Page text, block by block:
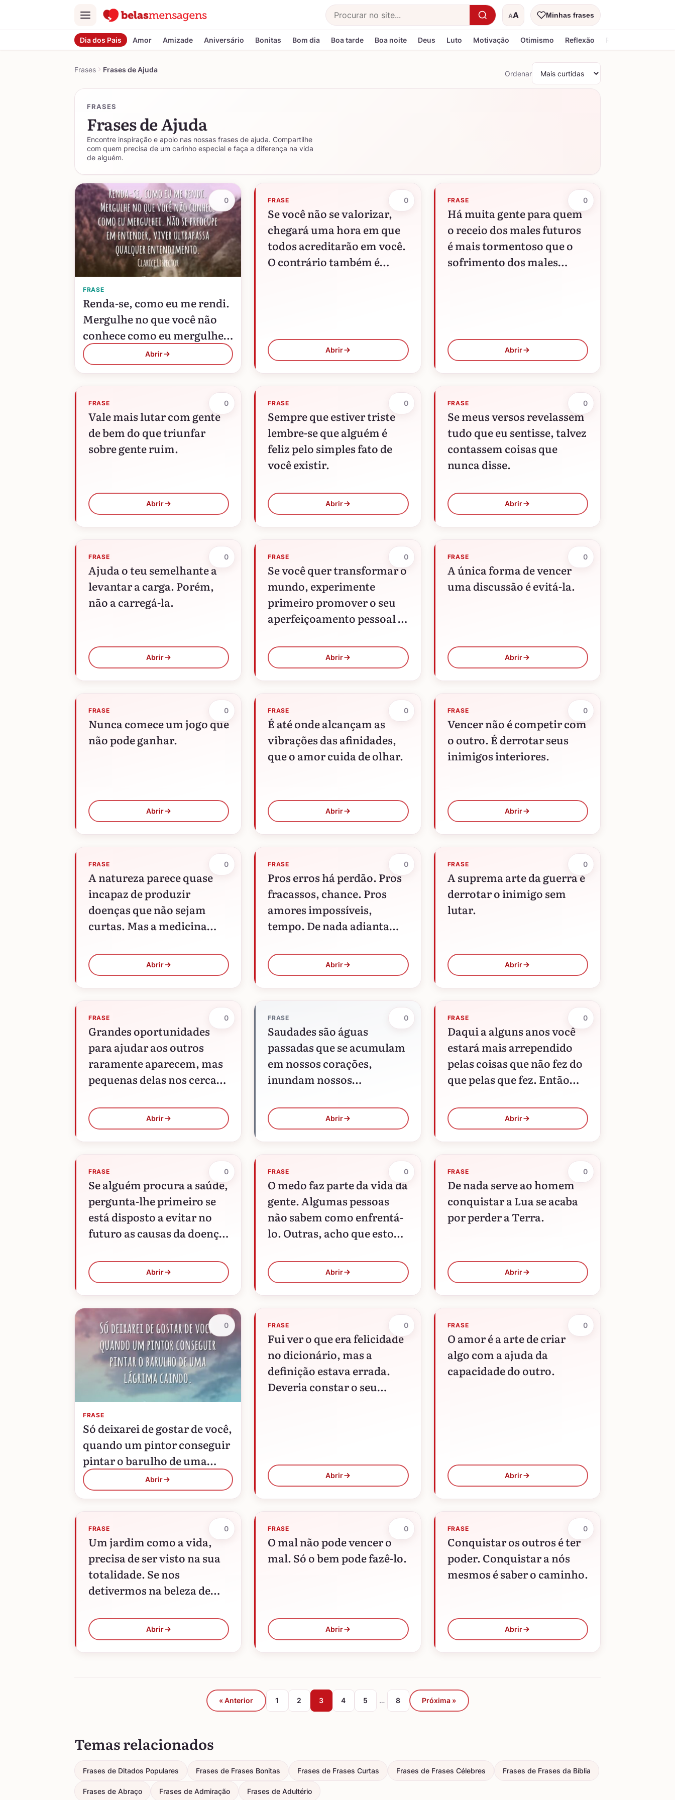
Menu
Buscar AA
Tamanho do textoMinhas frases
Dia dos Pais Amor Amizade Aniversário Bonitas Bom dia Boa tarde Boa noite Deus Luto Motivação Otimismo Reflexão Religiosa
Frases Frases de Ajuda Ordenar
FRASES
Frases de Ajuda
Encontre inspiração e apoio nas nossas frases de ajuda. Compartilhe
com quem precisa de um carinho especial e faça a diferença na vida
de alguém.
FRASE
Renda-se, como eu me rendi.
Mergulhe no que você não
conhece como eu mergulhei.
Não se preocupe em
entender, viver ultrapassa
Abrir
0 FRASE
Se você não se valorizar,
chegará uma hora em que
todos acreditarão em você.
O contrário também é
Abrir
0 FRASE
Há muita gente para quem
o receio dos males futuros
é mais tormentoso que o
sofrimento dos males
Abrir
0
FRASE
Vale mais lutar com gente
de bem do que triunfar
sobre gente ruim.
Abrir
0 FRASE
Sempre que estiver triste
lembre-se que alguém é
feliz pelo simples fato de
você existir.
Abrir
0 FRASE
Se meus versos revelassem
tudo que eu sentisse, talvez
contassem coisas que
nunca disse.
Abrir
0
FRASE
Ajuda o teu semelhante a
levantar a carga. Porém,
não a carregá-la.
Abrir
0 FRASE
Se você quer transformar o
mundo, experimente
primeiro promover o seu
aperfeiçoamento pessoal e
próprio interior.
Abrir
0 FRASE
A única forma de vencer
uma discussão é evitá-la.
Abrir
0
FRASE
Nunca comece um jogo que
não pode ganhar.
Abrir
0 FRASE
É até onde alcançam as
vibrações das afinidades,
que o amor cuida de olhar.
Abrir
0 FRASE
Vencer não é competir com
o outro. É derrotar seus
inimigos interiores.
Abrir
0
FRASE
A natureza parece quase
incapaz de produzir
doenças que não sejam
curtas. Mas a medicina
prolongá-las.
Abrir
0 FRASE
Pros erros há perdão. Pros
fracassos, chance. Pros
amores impossíveis,
tempo. De nada adianta
ou economizar alma. O
romance cujo fim é
instantâneo ou…
Abrir
0 FRASE
A suprema arte da guerra é
derrotar o inimigo sem
lutar.
Abrir
0
FRASE
Grandes oportunidades
para ajudar aos outros
raramente aparecem, mas
pequenas delas nos cercam
Abrir
0 FRASE
Saudades são águas
passadas que se acumulam
em nossos corações,
inundam nossos
transbordam por nossos
olhos, deslizam em
gotículas de lembranças
realidade…
Abrir
0 FRASE
Daqui a alguns anos você
estará mais arrependido
pelas coisas que não fez do
que pelas que fez. Então
se do porto seguro. Agarre
o…
Abrir
0
FRASE
Se alguém procura a saúde,
pergunta-lhe primeiro se
está disposto a evitar no
futuro as causas da doença.
te de o ajudar.
Abrir
0 FRASE
O medo faz parte da vida da
gente. Algumas pessoas
não sabem como enfrentá-
lo. Outras, acho que estou
conviver com ele e o
encaram…
Abrir
0 FRASE
De nada serve ao homem
conquistar a Lua se acaba
por perder a Terra.
Abrir
0
FRASE
Só deixarei de gostar de você,
quando um pintor conseguir
pintar o barulho de uma
lágrima caindo.
Abrir
0 FRASE
Fui ver o que era felicidade
no dicionário, mas a
definição estava errada.
Deveria constar o seu
Abrir
0 FRASE
O amor é a arte de criar
algo com a ajuda da
capacidade do outro.
Abrir
0
FRASE
Um jardim como a vida,
precisa de ser visto na sua
totalidade. Se nos
detivermos na beleza de
parecerá feio.
Abrir
0 FRASE
O mal não pode vencer o
mal. Só o bem pode fazê-lo.
Abrir
0 FRASE
Conquistar os outros é ter
poder. Conquistar a nós
mesmos é saber o caminho.
Abrir
0
« Anterior 1 2 3 4 5 … 8 Próxima »
Temas relacionados
Frases de Ditados Populares Frases de Frases Bonitas Frases de Frases Curtas Frases de Frases Célebres Frases de Frases da Bíblia
Frases de Abraço Frases de Admiração Frases de Adultério